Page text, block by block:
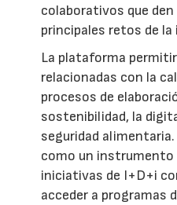
colaborativos que
principales retos de la
La plataforma
relacionadas con la
procesos de
sostenibilidad, la
seguridad
como un instrumento
iniciativas de I+D+i
acceder a programas